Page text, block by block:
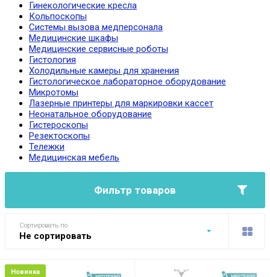
Гинекологические кресла
Кольпоскопы
Системы вызова медперсонала
Медицинские шкафы
Медицинские сервисные роботы
Гистология
Холодильные камеры для хранения
Гистологическое лабораторное оборудование
Микротомы
Лазерные принтеры для маркировки кассет
Неонатальное оборудование
Гистероскопы
Резектоскопы
Тележки
Медицинская мебель
Фильтр товаров
Сортировать по
Не сортировать
Новинка